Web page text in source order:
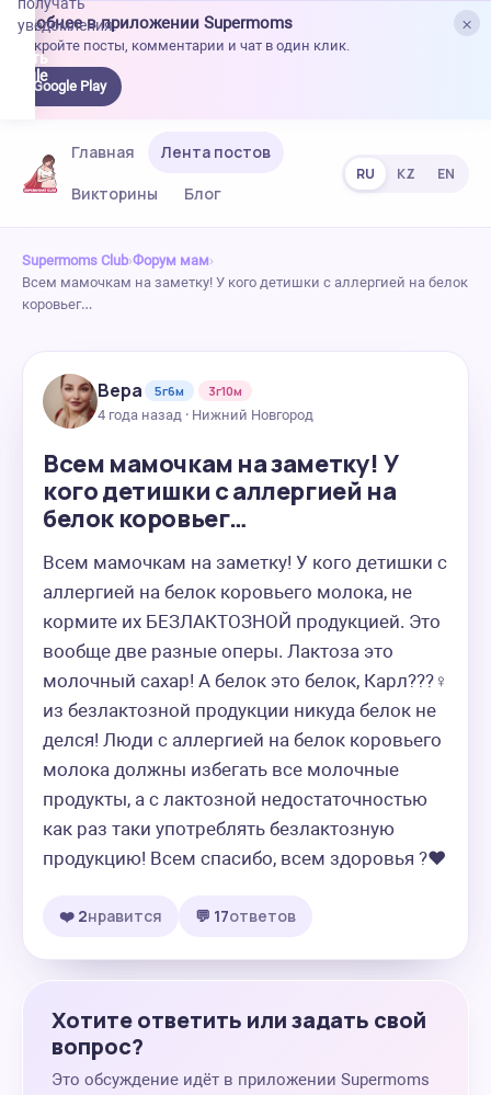
×
Удобнее в приложении Supermoms
Откройте посты, комментарии и чат в один клик.
Google Play
уведомления.
Главная
Лента постов
Викторины
Блог
RU KZ EN
Supermoms Club›Форум мам›
Всем мамочкам на заметку! У кого детишки с аллергией на белок
коровьег…
Вера 5г6м
3г10м
4 года назад · Нижний Новгород
Всем мамочкам на заметку! У
кого детишки с аллергией на
белок коровьег…
Всем мамочкам на заметку! У кого детишки с
аллергией на белок коровьего молока, не
кормите их БЕЗЛАКТОЗНОЙ продукцией. Это
вообще две разные оперы. Лактоза это
молочный сахар! А белок это белок, Карл???‍♀️
из безлактозной продукции никуда белок не
делся! Люди с аллергией на белок коровьего
молока должны избегать все молочные
продукты, а с лактозной недостаточностью
как раз таки употреблять безлактозную
продукцию! Всем спасибо, всем здоровья ?❤️
❤️ 2нравится 💬 17ответов
Хотите ответить или задать свой
вопрос?
Это обсуждение идёт в приложении Supermoms